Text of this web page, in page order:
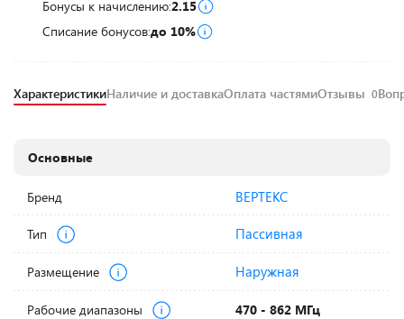
Бонусы к начислению:2.15
Списание бонусов:до 10%
ХарактеристикиНаличие и доставкаОплата частямиОтзывы 0
Основные
Бренд ВЕРТЕКС
Тип Пассивная
Размещение Наружная
Рабочие диапазоны 470 - 862 МГц